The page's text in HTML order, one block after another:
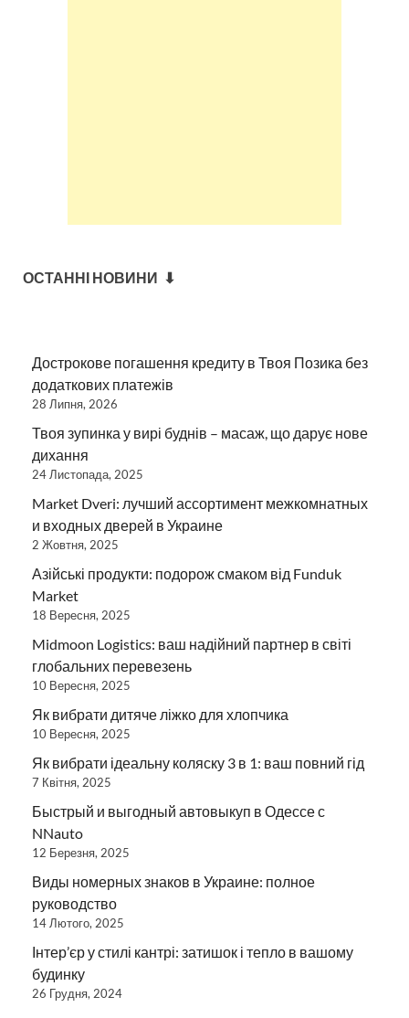
ОСТАННІ НОВИНИ ⬇
Дострокове погашення кредиту в Твоя Позика без
додаткових платежів
28 Липня, 2026
Твоя зупинка у вирі буднів – масаж, що дарує нове
дихання
24 Листопада, 2025
Market Dveri: лучший ассортимент межкомнатных
и входных дверей в Украине
2 Жовтня, 2025
Азійські продукти: подорож смаком від Funduk
Market
18 Вересня, 2025
Midmoon Logistics: ваш надійний партнер в світі
глобальних перевезень
10 Вересня, 2025
Як вибрати дитяче ліжко для хлопчика
10 Вересня, 2025
Як вибрати ідеальну коляску 3 в 1: ваш повний гід
7 Квітня, 2025
Быстрый и выгодный автовыкуп в Одессе с
NNauto
12 Березня, 2025
Виды номерных знаков в Украине: полное
руководство
14 Лютого, 2025
Інтер’єр у стилі кантрі: затишок і тепло в вашому
будинку
26 Грудня, 2024